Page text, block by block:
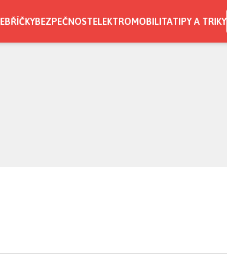
BEZPEČNOSTELEKTROMOBILITATIPY A TRIKY